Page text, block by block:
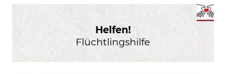
Helfen!
Flüchtlingshilfe